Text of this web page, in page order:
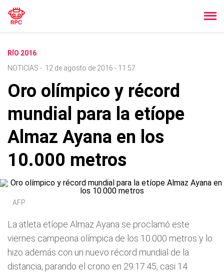
RÍO 2016
NOTICIAS - 12 de agosto de 2016 - 11:57
Oro olímpico y récord
mundial para la etíope
Almaz Ayana en los
10.000 metros
AFP
La atleta etíope Almaz Ayana se proclamó este
viernes campeona olímpica de los 10.000 metros y lo
hizo además con un nuevo récord mundial de la
distancia, parando el crono en 29:17.45, casi 14